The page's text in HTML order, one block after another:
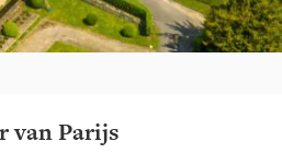
van Parijs